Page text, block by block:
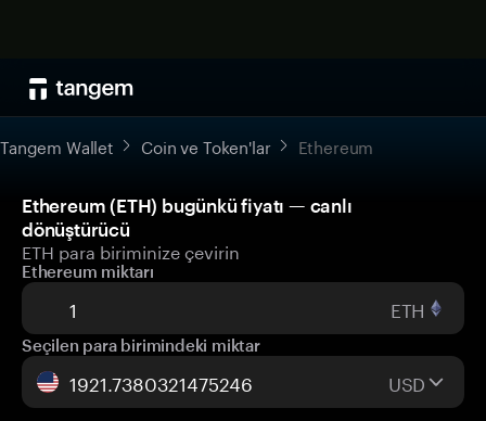
Tangem Wallet Coin ve Token'lar Ethereum
Ethereum (ETH) bugünkü fiyatı — canlı
dönüştürücü
ETH para biriminize çevirin
Ethereum miktarı
ETH
Seçilen para birimindeki miktar
USD